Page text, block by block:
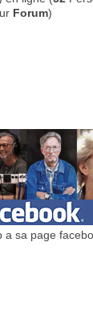
Forum)
a sa page